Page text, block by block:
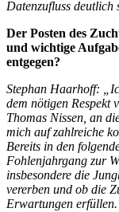
Datenzufluss deutlich
Der Posten des
und wichtige
entgegen?
Stephan Haarhoff:
dem nötigen Respekt
Thomas Nissen, an
mich auf zahlreiche
Bereits in den
Fohlenjahrgang zur
insbesondere die
vererben und ob die
Erwartungen